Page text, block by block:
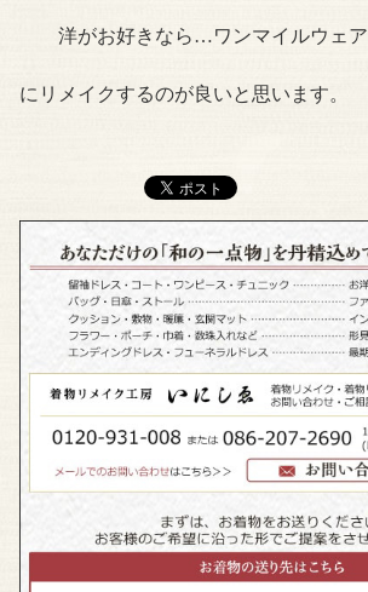
洋がお好きなら…ワンマイルウェア
にリメイクするのが良いと思います。